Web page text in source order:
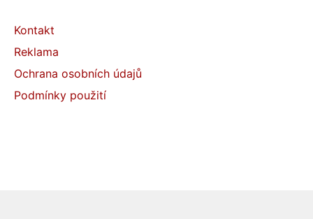
Kontakt
Reklama
Ochrana osobních údajů
Podmínky použití